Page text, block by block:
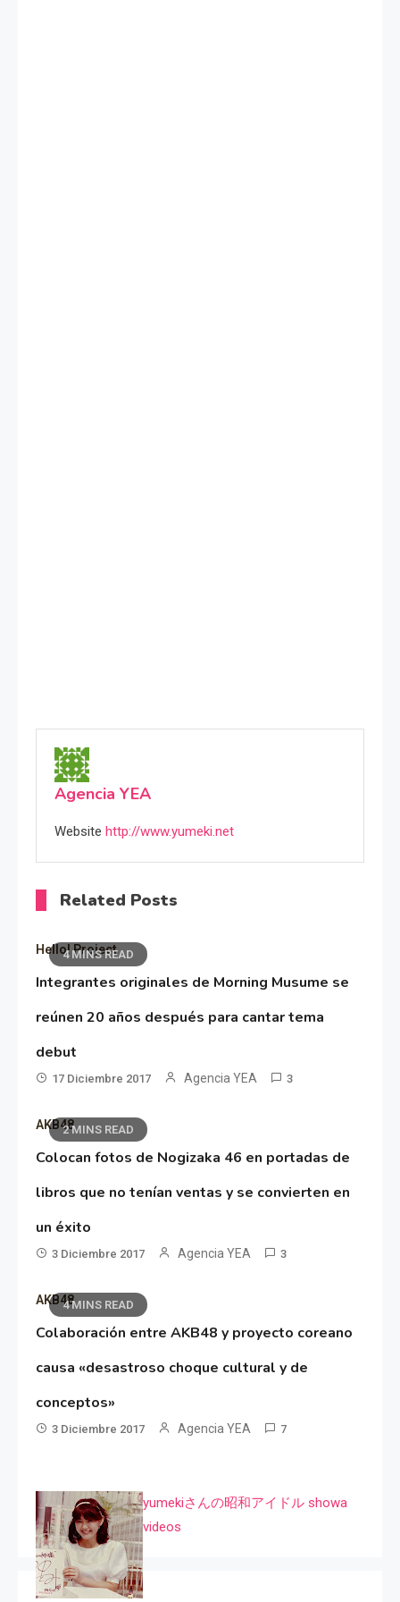
Agencia YEA
Website http://www.yumeki.net
Related Posts
4 MINS READ
Hello! Project
Integrantes originales de Morning Musume se
reúnen 20 años después para cantar tema
debut
17 Diciembre 2017 Agencia YEA 3
2 MINS READ
AKB48
Colocan fotos de Nogizaka 46 en portadas de
libros que no tenían ventas y se convierten en
un éxito
3 Diciembre 2017 Agencia YEA 3
4 MINS READ
AKB48
Colaboración entre AKB48 y proyecto coreano
causa «desastroso choque cultural y de
conceptos»
3 Diciembre 2017 Agencia YEA 7
yumekiさんの昭和アイドル showa
videos